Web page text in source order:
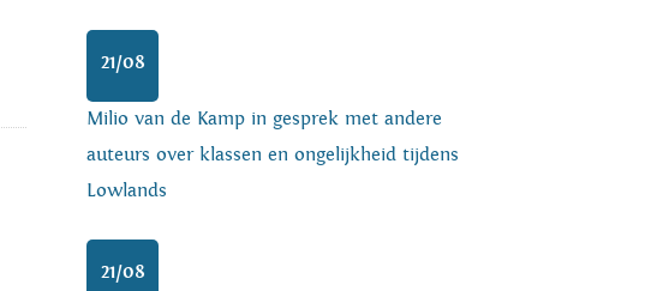
21/08
Milio van de Kamp in gesprek met andere
auteurs over klassen en ongelijkheid tijdens
Lowlands
21/08